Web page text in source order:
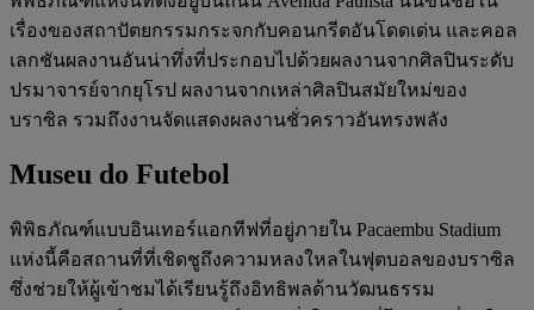
เรื่องของสถาปัตยกรรมกระจกกับคอนกรีตอันโดดเด่น และคอล
เลกชันผลงานอันน่าทึ่งที่ประกอบไปด้วยผลงานจากศิลปินระดับ
ปรมาจารย์จากยุโรป ผลงานจากเหล่าศิลปินสมัยใหม่ของ
บราซิล รวมถึงงานจัดแสดงผลงานชั่วคราวอันทรงพลัง
Museu do Futebol
พิพิธภัณฑ์แบบอินเทอร์แอกทีฟที่อยู่ภายใน Pacaembu Stadium
แห่งนี้คือสถานที่ที่เชิดชูถึงความหลงใหลในฟุตบอลของบราซิล
ซึ่งช่วยให้ผู้เข้าชมได้เรียนรู้ถึงอิทธิพลด้านวัฒนธรรม